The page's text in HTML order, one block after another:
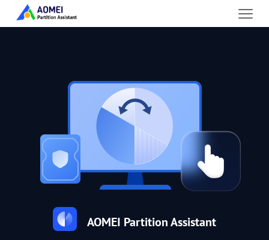
AOMEI Partition Assistant